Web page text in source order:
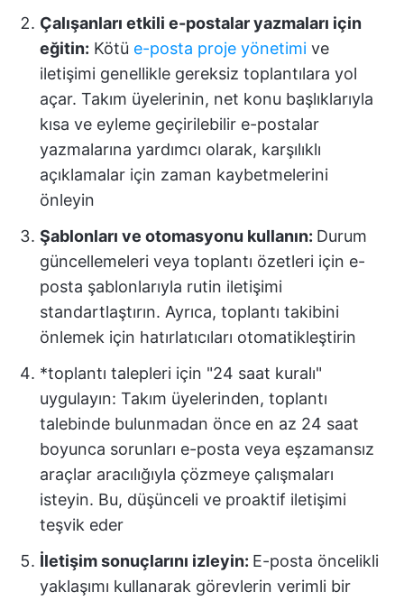
Çalışanları etkili e-postalar yazmaları için
eğitin: Kötü e-posta proje yönetimi ve
iletişimi genellikle gereksiz toplantılara yol
açar. Takım üyelerinin, net konu başlıklarıyla
kısa ve eyleme geçirilebilir e-postalar
yazmalarına yardımcı olarak, karşılıklı
açıklamalar için zaman kaybetmelerini
önleyin
Şablonları ve otomasyonu kullanın: Durum
güncellemeleri veya toplantı özetleri için e-
posta şablonlarıyla rutin iletişimi
standartlaştırın. Ayrıca, toplantı takibini
önlemek için hatırlatıcıları otomatikleştirin
*toplantı talepleri için "24 saat kuralı"
uygulayın: Takım üyelerinden, toplantı
talebinde bulunmadan önce en az 24 saat
boyunca sorunları e-posta veya eşzamansız
araçlar aracılığıyla çözmeye çalışmaları
isteyin. Bu, düşünceli ve proaktif iletişimi
teşvik eder
İletişim sonuçlarını izleyin: E-posta öncelikli
yaklaşımı kullanarak görevlerin verimli bir